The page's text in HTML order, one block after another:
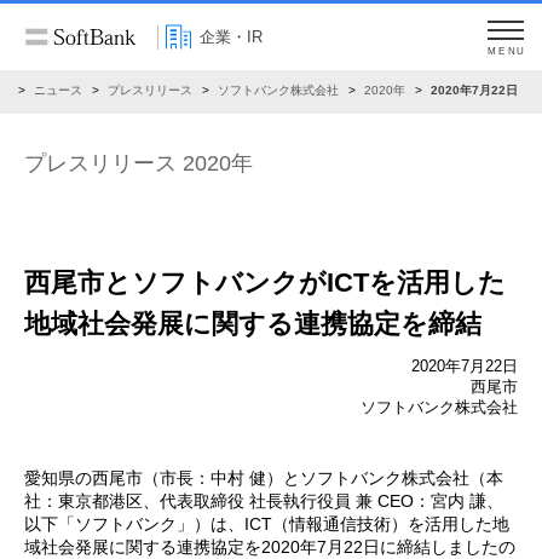
企業・IR
MENU
ニュース プレスリリース ソフトバンク株式会社 2020年 2020年7月22日
プレスリリース 2020年
西尾市とソフトバンクがICTを活用した
地域社会発展に関する連携協定を締結
2020年7月22日
西尾市
ソフトバンク株式会社
愛知県の西尾市（市長：中村 健）とソフトバンク株式会社（本
社：東京都港区、代表取締役 社長執行役員 兼 CEO：宮内 謙、
以下「ソフトバンク」）は、ICT（情報通信技術）を活用した地
域社会発展に関する連携協定を2020年7月22日に締結しましたの